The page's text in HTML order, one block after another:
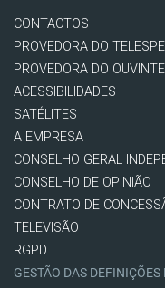
CONTACTOS
PROVEDORA DO
PROVEDORA DO OUVINTE
ACESSIBILIDADES
SATÉLITES
A EMPRESA
CONSELHO GERAL
CONSELHO DE OPINIÃO
CONTRATO DE
TELEVISÃO
RGPD
GESTÃO DAS DEFINIÇÕES